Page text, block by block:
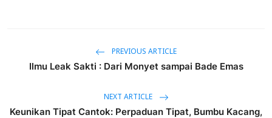
PREVIOUS ARTICLE
Ilmu Leak Sakti : Dari Monyet sampai Bade Emas
NEXT ARTICLE
Keunikan Tipat Cantok: Perpaduan Tipat, Bumbu Kacang,